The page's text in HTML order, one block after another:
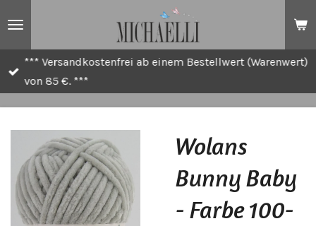
*** Versandkostenfrei ab einem Bestellwert (Warenwert)
von 85 €. ***
Wolans
Bunny Baby
- Farbe 100-